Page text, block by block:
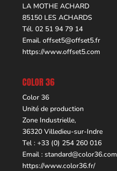
LA MOTHE ACHARD
85150 LES ACHARDS
Tél. 02 51 94 79 14
Email. offset5@offset5.fr
https://www.offset5.com
COLOR 36
Color 36
Unité de production
Zone Industrielle,
36320 Villedieu-sur-Indre
Tel : +33 (0) 254 260 016
Email : standard@color36.com
https://www.color36.fr/